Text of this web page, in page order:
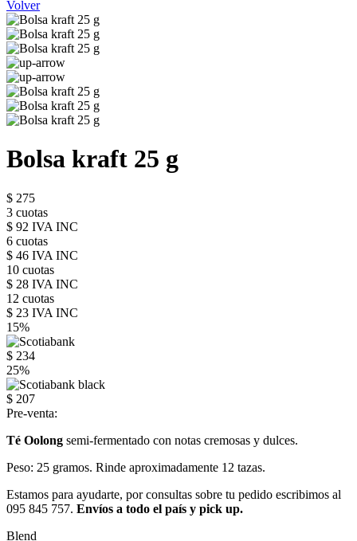
Volver
Bolsa kraft 25 g
$ 275
3 cuotas
$ 92 IVA INC
6 cuotas
$ 46 IVA INC
10 cuotas
$ 28 IVA INC
12 cuotas
$ 23 IVA INC
15%
$ 234
25%
$ 207
Pre-venta:
Té Oolong semi-fermentado con notas cremosas y dulces.
Peso: 25 gramos. Rinde aproximadamente 12 tazas.
Estamos para ayudarte, por consultas sobre tu pedido escribimos al
095 845 757. Envíos a todo el país y pick up.
Blend